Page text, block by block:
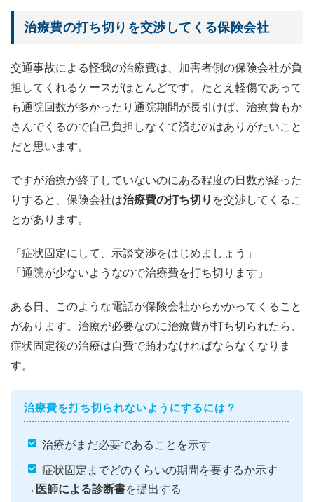
治療費の打ち切りを交渉してくる保険会社
交通事故による怪我の治療費は、加害者側の保険会社が負
担してくれるケースがほとんどです。たとえ軽傷であって
も通院回数が多かったり通院期間が長引けば、治療費もか
さんでくるので自己負担しなくて済むのはありがたいこと
だと思います。
ですが治療が終了していないのにある程度の日数が経った
りすると、保険会社は治療費の打ち切り を交渉してくるこ
とがあります。
「症状固定にして、示談交渉をはじめましょう」
「通院が少ないようなので治療費を打ち切ります」
ある日、このような電話が保険会社からかかってくること
があります。治療が必要なのに治療費が打ち切られたら、
症状固定後の治療は自費で賄わなければならなくなりま
す。
治療費を打ち切られないようにするには？
治療がまだ必要であることを示す
症状固定までどのくらいの期間を要するか示す
→ 医師による診断書を提出する